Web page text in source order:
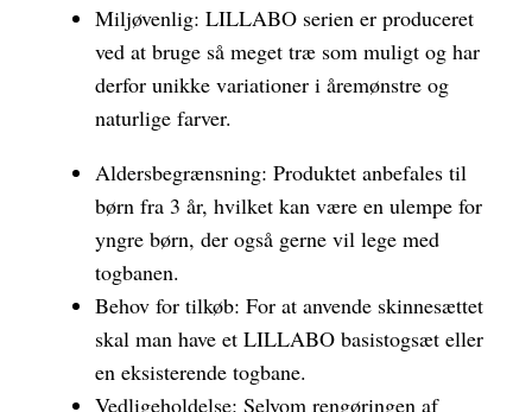
Miljøvenlig: LILLABO serien er produceret
ved at bruge så meget træ som muligt og har
derfor unikke variationer i åremønstre og
naturlige farver.
Aldersbegrænsning: Produktet anbefales til
børn fra 3 år, hvilket kan være en ulempe for
yngre børn, der også gerne vil lege med
togbanen.
Behov for tilkøb: For at anvende skinnesættet
skal man have et LILLABO basistogsæt eller
en eksisterende togbane.
Vedligeholdelse: Selvom rengøringen af